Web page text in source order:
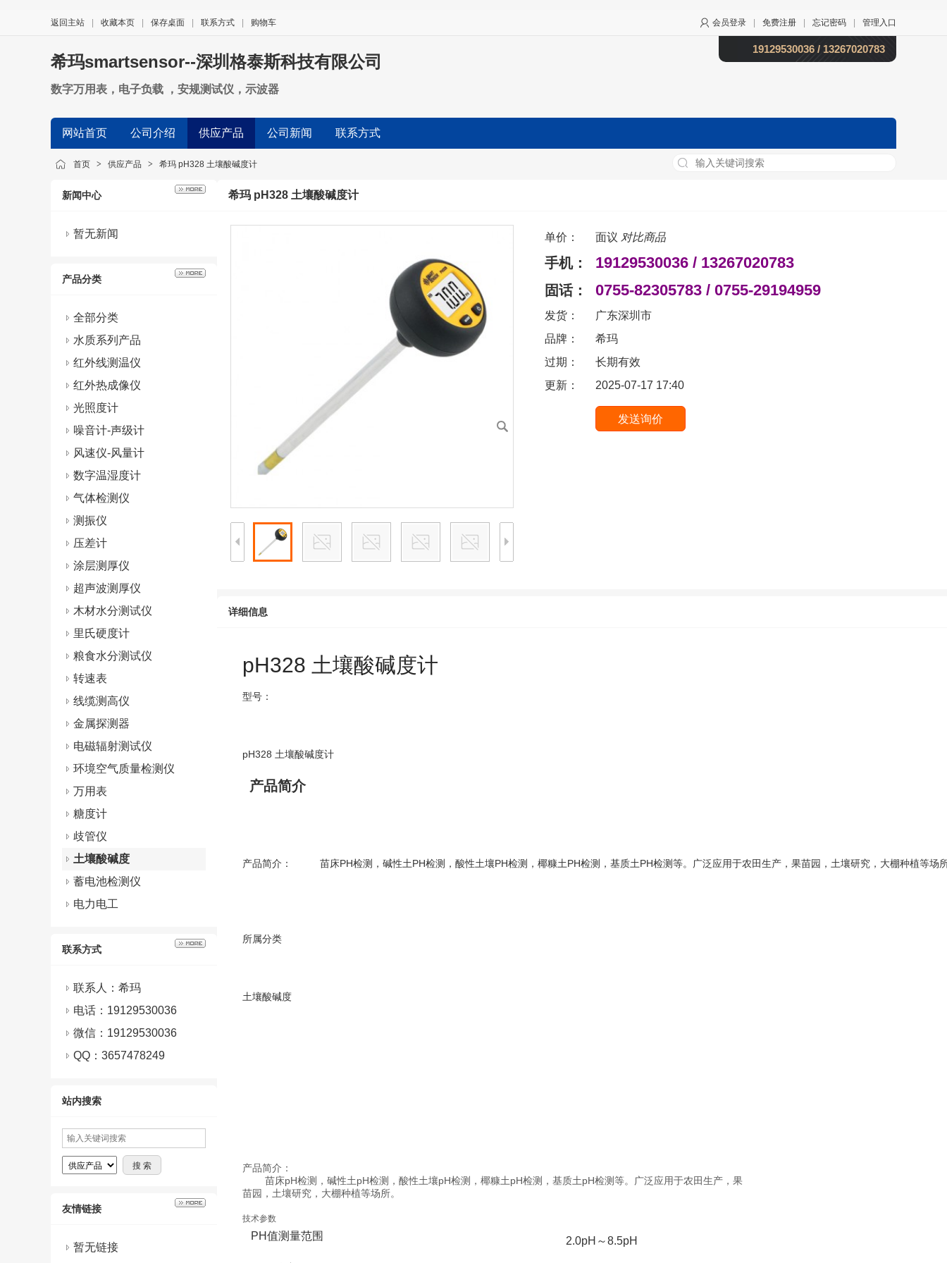
会员登录 免费注册 忘记密码 管理入口
返回主站 收藏本页 保存桌面 联系方式 购物车
19129530036 / 13267020783
希玛smartsensor--深圳格泰斯科技有限公司
数字万用表，电子负载 ，安规测试仪，示波器
网站首页 公司介绍 供应产品 公司新闻 联系方式
首页 > 供应产品 > 希玛 pH328 土壤酸碱度计
新闻中心
暂无新闻
产品分类
全部分类
水质系列产品
红外线测温仪
红外热成像仪
光照度计
噪音计-声级计
风速仪-风量计
数字温湿度计
气体检测仪
测振仪
压差计
涂层测厚仪
超声波测厚仪
木材水分测试仪
里氏硬度计
粮食水分测试仪
转速表
线缆测高仪
金属探测器
电磁辐射测试仪
环境空气质量检测仪
万用表
糖度计
歧管仪
土壤酸碱度
蓄电池检测仪
电力电工
联系方式
联系人：希玛
电话：19129530036
微信： 19129530036
QQ： 3657478249
站内搜索
友情链接
暂无链接
希玛 pH328 土壤酸碱度计
单价： 面议 对比商品
手机： 19129530036 / 13267020783
固话： 0755-82305783 / 0755-29194959
发货：
广东深圳市
品牌：
希玛
过期：
长期有效
更新：
2025-07-17 17:40
详细信息
pH328 土壤酸碱度计
型号：
pH328 土壤酸碱度计
产品简介
产品简介： 苗床PH检测，碱性土PH检测，酸性土壤PH检测，椰糠土PH检测，基质土PH检测等。广泛应用于农田生产，果苗园，土壤研究，大棚种植等场
所属分类
土壤酸碱度
产品简介：
苗床pH检测，碱性土pH检测，酸性土壤pH检测，椰糠土pH检测，基质土pH检测等。广泛应用于农田生产，果
苗园，土壤研究，大棚种植等场所。
技术参数
PH值测量范围 2.0pH～8.5pH